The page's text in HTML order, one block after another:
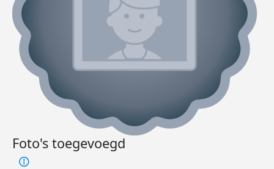
Foto's toegevoegd